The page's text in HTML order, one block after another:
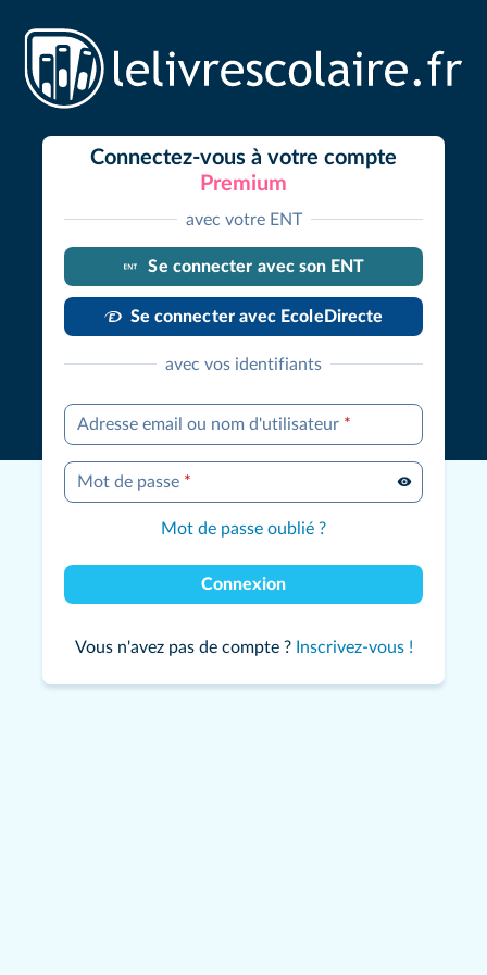
Connectez-vous à votre compte
Premium
avec votre ENT
Se connecter avec son ENT
Se connecter avec EcoleDirecte
avec vos identifiants
Adresse email ou nom d'utilisateur *
Mot de passe *
Mot de passe oublié ?
Connexion
Vous n'avez pas de compte ? Inscrivez-vous !